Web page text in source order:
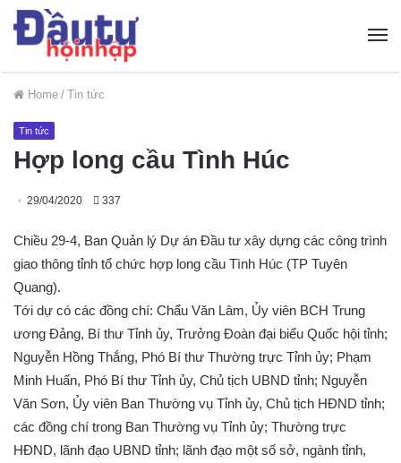
Home / Tin tức
Tin tức
Hợp long cầu Tình Húc
29/04/2020 337
Chiều 29-4, Ban Quản lý Dự án Đầu tư xây dựng các công trình
giao thông tỉnh tổ chức hợp long cầu Tình Húc (TP Tuyên
Quang).
Tới dự có các đồng chí: Chẩu Văn Lâm, Ủy viên BCH Trung
ương Đảng, Bí thư Tỉnh ủy, Trưởng Đoàn đại biểu Quốc hội tỉnh;
Nguyễn Hồng Thắng, Phó Bí thư Thường trực Tỉnh ủy; Phạm
Minh Huấn, Phó Bí thư Tỉnh ủy, Chủ tịch UBND tỉnh; Nguyễn
Văn Sơn, Ủy viên Ban Thường vụ Tỉnh ủy, Chủ tịch HĐND tỉnh;
các đồng chí trong Ban Thường vụ Tỉnh ủy; Thường trực
HĐND, lãnh đạo UBND tỉnh; lãnh đạo một số sở, ngành tỉnh,